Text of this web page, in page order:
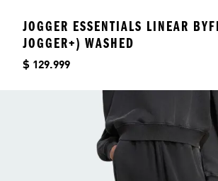
JOGGER ESSENTIALS LINEAR
JOGGER+) WASHED
Precio
$ 129.999